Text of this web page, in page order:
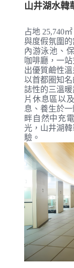
山井湖水韓
占地 25,740
與度假氛圍
內游泳池、
咖啡廳，一
出優質鹼性
以首都圈知
誌性的三溫
片休息區以
息、養生於
畔自然中充
光，山井湖
驗。